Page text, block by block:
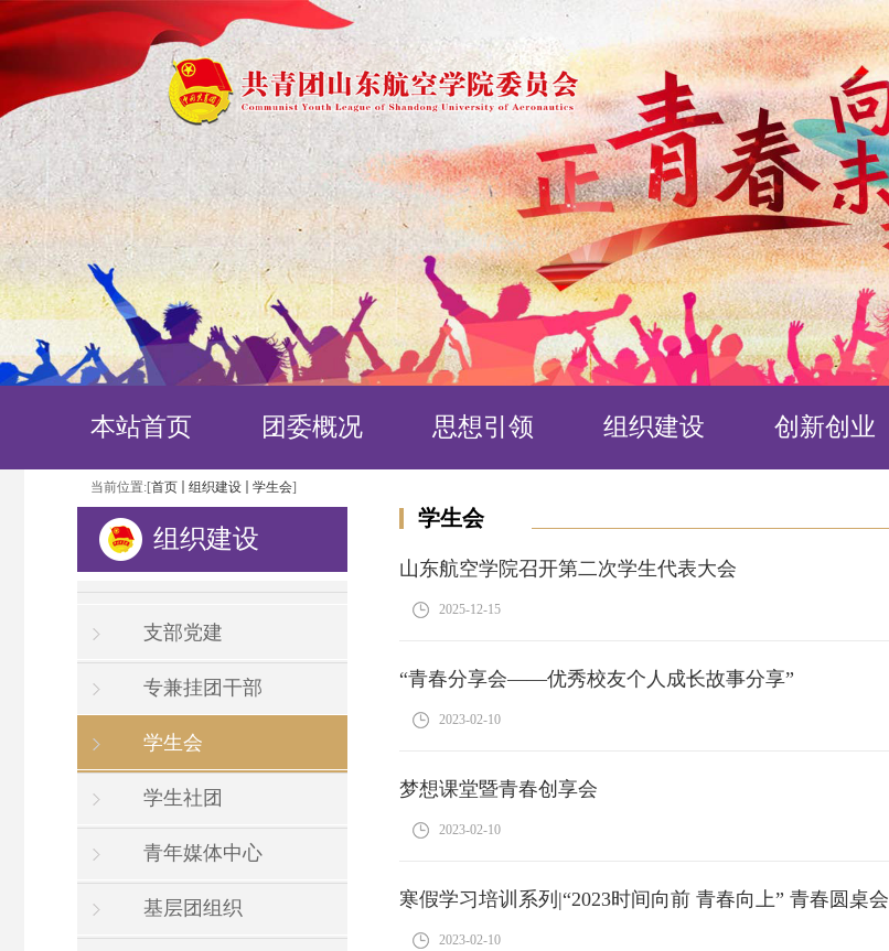
本站首页 团委概况 思想引领 组织建设 创新创业
当前位置:[首页 组织建设 学生会]
组织建设
支部党建
专兼挂团干部
学生会
学生社团
青年媒体中心
基层团组织
学生会
山东航空学院召开第二次学生代表大会
2025-12-15
“青春分享会——优秀校友个人成长故事分享”
2023-02-10
梦想课堂暨青春创享会
2023-02-10
寒假学习培训系列|“2023时间向前 青春向上” 青春圆桌会
2023-02-10